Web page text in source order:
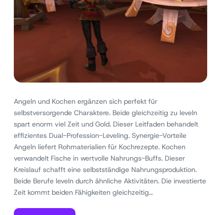
Angeln und Kochen ergänzen sich perfekt für
selbstversorgende Charaktere. Beide gleichzeitig zu leveln
spart enorm viel Zeit und Gold. Dieser Leitfaden behandelt
effizientes Dual-Profession-Leveling. Synergie-Vorteile
Angeln liefert Rohmaterialien für Kochrezepte. Kochen
verwandelt Fische in wertvolle Nahrungs-Buffs. Dieser
Kreislauf schafft eine selbstständige Nahrungsproduktion.
Beide Berufe leveln durch ähnliche Aktivitäten. Die investierte
Zeit kommt beiden Fähigkeiten gleichzeitig…